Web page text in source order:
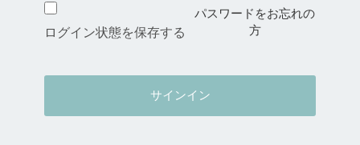
ログイン状態を保存する
パスワードをお忘れの
方
サインイン